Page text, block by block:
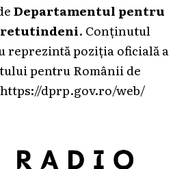
Departamentul pentru
. Conținutul
reprezintă poziția oficială a
pentru Românii de
https://dprp.gov.ro/web/